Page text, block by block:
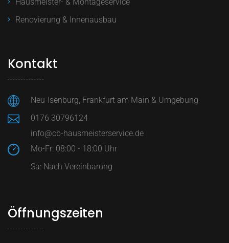
Renovierung & Innenausbau
Kontakt
Neu-Isenburg, Frankfurt am Main & Umgebung
0176 30796124
info@cb-hausmeisterservice.de
Mo-Fr: 08:00 - 18:00 Uhr
Sa: Nach Vereinbarung
Öffnungszeiten